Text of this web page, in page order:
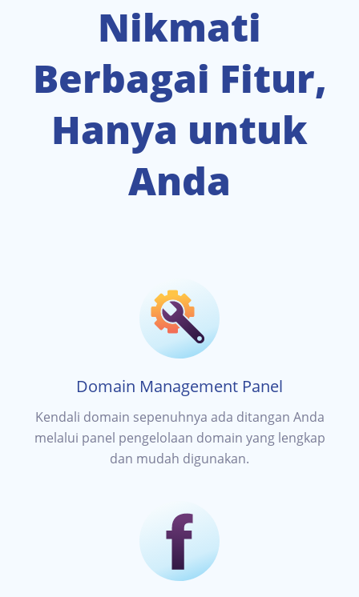
Nikmati
Berbagai Fitur,
Hanya untuk
Anda
Domain Management Panel
Kendali domain sepenuhnya ada ditangan Anda
melalui panel pengelolaan domain yang lengkap
dan mudah digunakan.